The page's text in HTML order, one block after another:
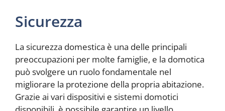
Sicurezza
La sicurezza domestica è una delle principali
preoccupazioni per molte famiglie, e la domotica
può svolgere un ruolo fondamentale nel
migliorare la protezione della propria abitazione.
Grazie ai vari dispositivi e sistemi domotici